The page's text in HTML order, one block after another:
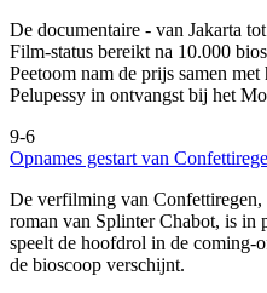
De documentaire - van Jakarta
Film-status bereikt na 10.000
Peetoom nam de prijs samen
Pelupessy in ontvangst bij het
9-6
Opnames gestart van
De verfilming van Confettiregen,
roman van Splinter Chabot, is in
speelt de hoofdrol in de coming-
de bioscoop verschijnt.